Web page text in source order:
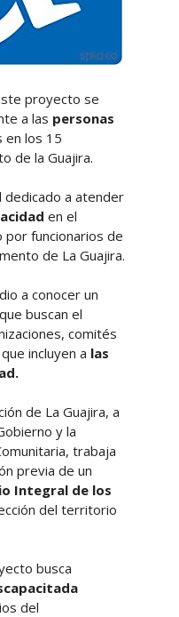
proyecto se
a las personas
en los 15
de la Guajira.
dedicado a atender
en el
funcionarios de
de La Guajira.
a conocer un
buscan el
comités
incluyen a las
de La Guajira, a
y la
trabaja
previa de un
Integral de los
del territorio
busca
del